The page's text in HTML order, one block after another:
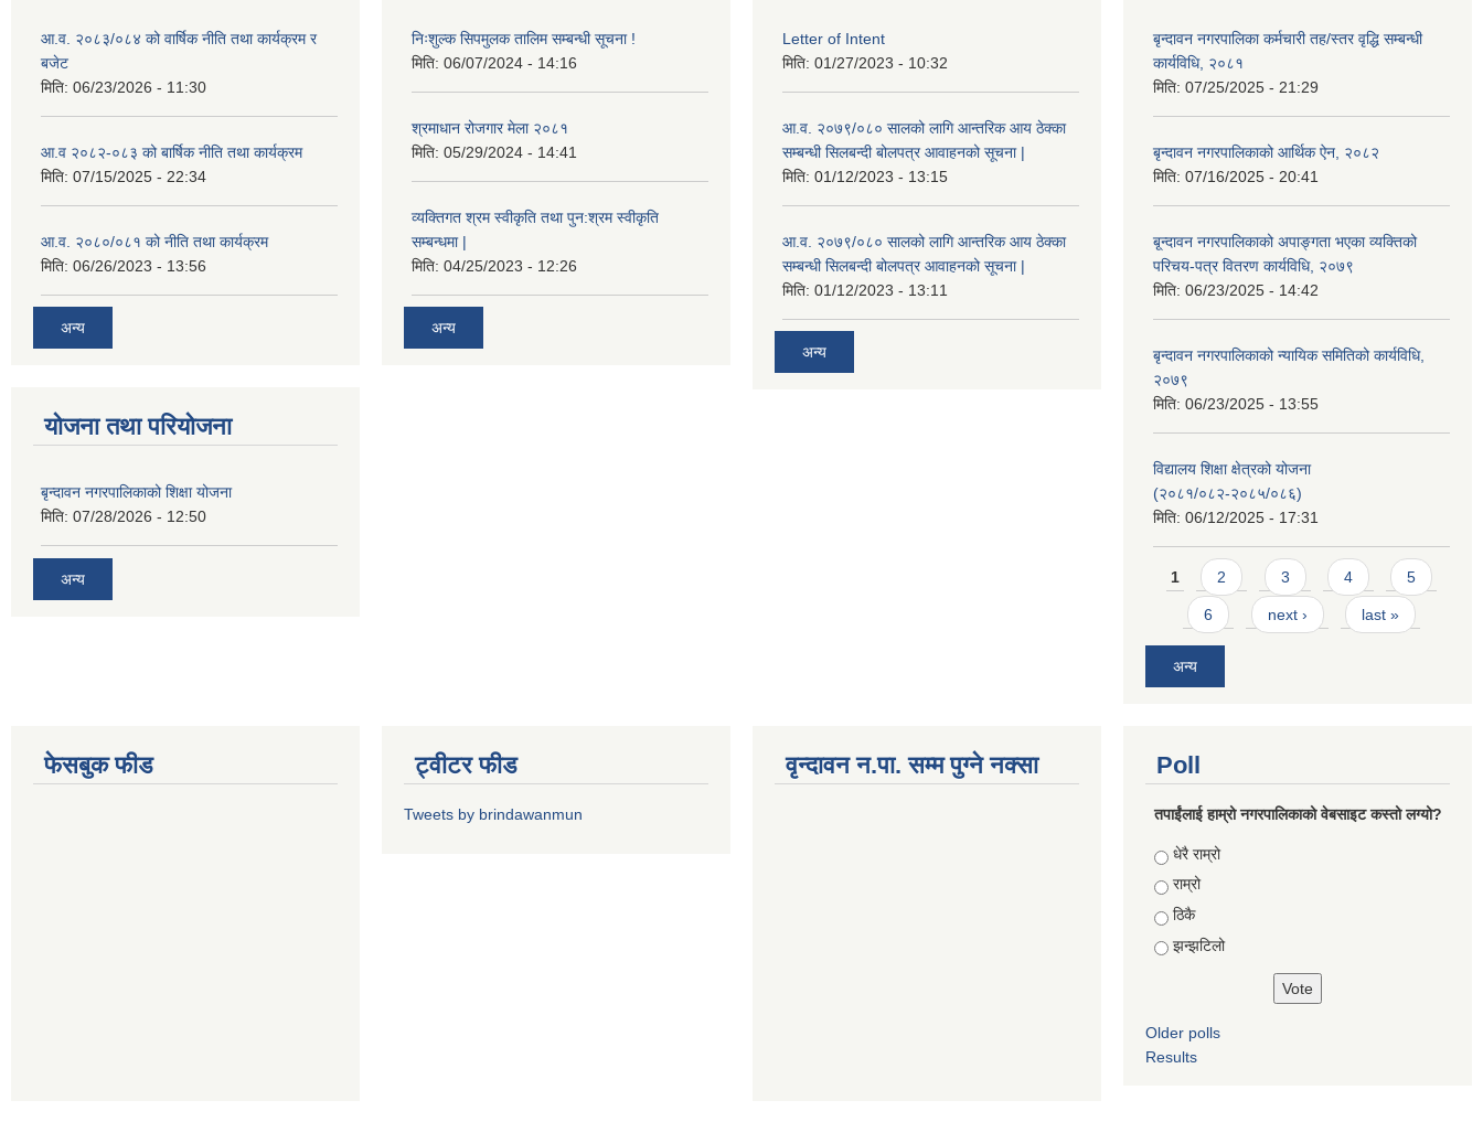
आ.व. २०८३/०८४ को वार्षिक नीति तथा कार्यक्रम र
बजेट
मिति: 06/23/2026 - 11:30
आ.व २०८२-०८३ को बार्षिक नीति तथा कार्यक्रम
मिति: 07/15/2025 - 22:34
आ.व. २०८०/०८१ को नीति तथा कार्यक्रम
मिति: 06/26/2023 - 13:56
अन्य
योजना तथा परियोजना
बृन्दावन नगरपालिकाको शिक्षा योजना
मिति: 07/28/2026 - 12:50
अन्य
निःशुल्क सिपमुलक तालिम सम्बन्धी सूचना !
मिति: 06/07/2024 - 14:16
श्रमाधान रोजगार मेला २०८१
मिति: 05/29/2024 - 14:41
व्यक्तिगत श्रम स्वीकृति तथा पुन:श्रम स्वीकृति
सम्बन्धमा |
मिति: 04/25/2023 - 12:26
अन्य
Letter of Intent
मिति: 01/27/2023 - 10:32
आ.व. २०७९/०८० सालको लागि आन्तरिक आय ठेक्का
सम्बन्धी सिलबन्दी बोलपत्र आवाहनको सूचना |
मिति: 01/12/2023 - 13:15
आ.व. २०७९/०८० सालको लागि आन्तरिक आय ठेक्का
सम्बन्धी सिलबन्दी बोलपत्र आवाहनको सूचना |
मिति: 01/12/2023 - 13:11
अन्य
बृन्दावन नगरपालिका कर्मचारी तह/स्तर वृद्धि सम्बन्धी
कार्यविधि, २०८१
मिति: 07/25/2025 - 21:29
बृन्दावन नगरपालिकाको आर्थिक ऐन, २०८२
मिति: 07/16/2025 - 20:41
बृ्न्दावन नगरपालिकाको अपाङ्गता भएका व्यक्तिको
परिचय-पत्र वितरण कार्यविधि, २०७९
मिति: 06/23/2025 - 14:42
बृन्दावन नगरपालिकाको न्यायिक समितिको कार्यविधि,
२०७९
मिति: 06/23/2025 - 13:55
विद्यालय शिक्षा क्षेत्रको योजना
(२०८१/०८२-२०८५/०८६)
मिति: 06/12/2025 - 17:31
Pages
1 2 3 4 5
6 next › last »
अन्य
फेसबुक फीड ट्वीटर फीड
Tweets by brindawanmun
वृन्दावन न.पा. सम्म पुग्ने नक्सा Poll
तपाईंलाई हाम्रो नगरपालिकाको वेबसाइट कस्तो लग्यो?
Choices
धेरै राम्रो
राम्रो
ठिकै
झन्झटिलो
Older polls
Results